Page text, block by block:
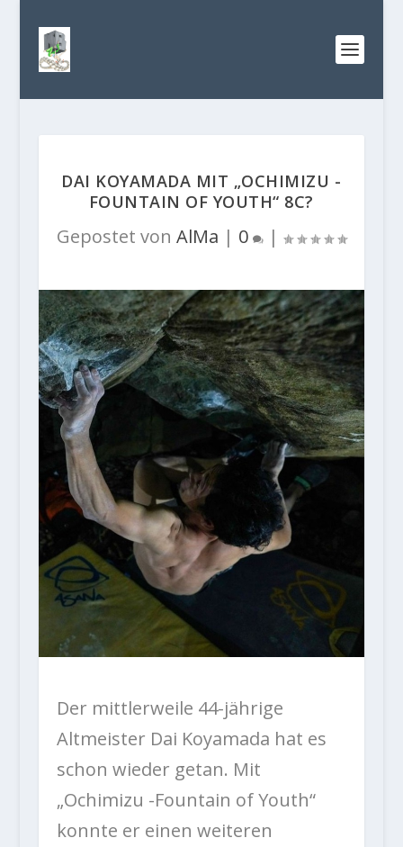
DAI KOYAMADA MIT „OCHIMIZU -
FOUNTAIN OF YOUTH“ 8C?
Gepostet von AlMa | 0 |
Der mittlerweile 44-jährige
Altmeister Dai Koyamada hat es
schon wieder getan. Mit
„Ochimizu -Fountain of Youth“
konnte er einen weiteren